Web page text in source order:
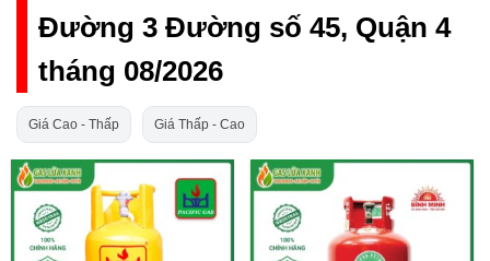
Đường 3 Đường số 45, Quận 4
tháng 08/2026
Giá Cao - Thấp Giá Thấp - Cao